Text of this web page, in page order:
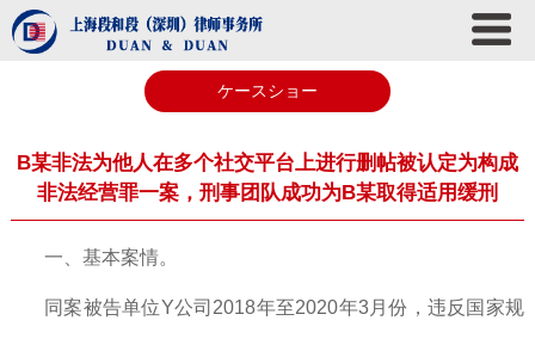
ケースショー
B某非法为他人在多个社交平台上进行删帖被认定为构成
非法经营罪一案，刑事团队成功为B某取得适用缓刑
一、基本案情。
同案被告单位Y公司2018年至2020年3月份，违反国家规